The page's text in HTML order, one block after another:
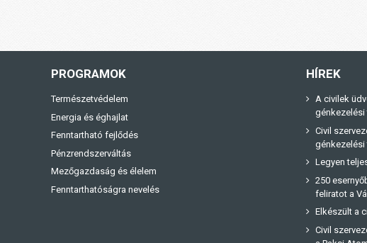
PROGRAMOK
Természetvédelem
Energia és éghajlat
Fenntartható fejlődés
Pénzrendszerváltás
Mezőgazdaság és élelem
Fenntarthatóságra nevelés
HÍREK
A civilek
génkezelési
Civil
génkezelési
Legyen
250
feliratot a
Elkészült a
Civil